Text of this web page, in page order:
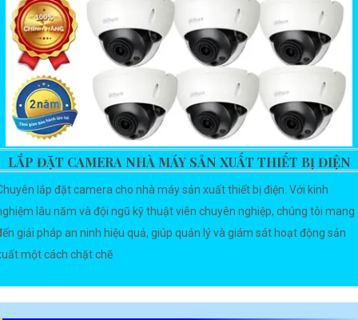
LẮP ĐẶT CAMERA NHÀ MÁY SẢN XUẤT THIẾT BỊ ĐIỆN
lắp đặt camera cho nhà máy sản xuất thiết bị điện. Với kinh
lâu năm và đội ngũ kỹ thuật viên chuyên nghiệp, chúng tôi mang
giải pháp an ninh hiệu quả, giúp quản lý và giám sát hoạt động sản
một cách chặt chẽ